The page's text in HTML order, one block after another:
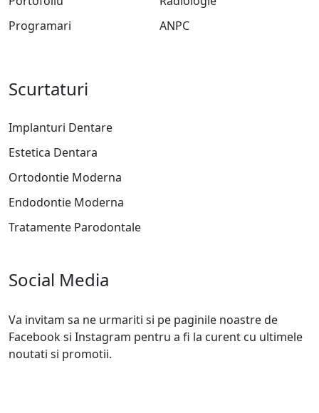
Programari
ANPC
Scurtaturi
Implanturi Dentare
Estetica Dentara
Ortodontie Moderna
Endodontie Moderna
Tratamente Parodontale
Social Media
Va invitam sa ne urmariti si pe paginile noastre de
Facebook si Instagram pentru a fi la curent cu ultimele
noutati si promotii.